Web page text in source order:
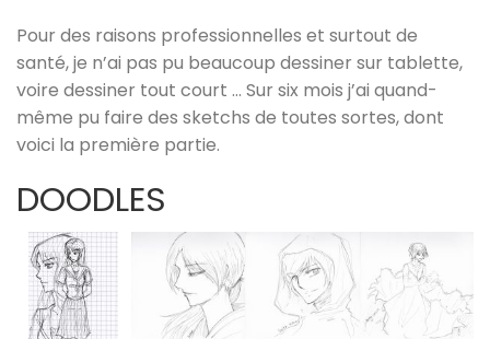
Pour des raisons professionnelles et surtout de
santé, je n’ai pas pu beaucoup dessiner sur tablette,
voire dessiner tout court … Sur six mois j’ai quand-
même pu faire des sketchs de toutes sortes, dont
voici la première partie.
DOODLES